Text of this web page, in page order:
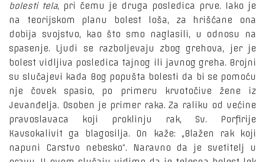
bolesti tela, pri čemu je druga posledica prve. Iako je
na teorijskom planu bolest loša, za hrišćane ona
dobija svojstvo, kao što smo naglasili, u odnosu na
spasenje. Ljudi se razboljevaju zbog grehova, jer je
bolest vidljiva posledica tajnog ili javnog greha. Brojni
su slučajevi kada Bog popušta bolesti da bi se pomoću
nje čovek spasio, po primeru krvotočive žene iz
Jevanđelja. Osoben je primer raka. Za raliku od većine
pravoslavaca koji proklinju rak, Sv. Porfirije
Kavsokalivit ga blagosilja. On kaže: „Blažen rak koji
napuni Carstvo nebesko“. Naravno da je svetitelj u